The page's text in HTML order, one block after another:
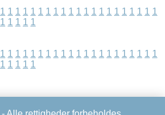
1 1 1 1 1 1 1 1 1 1 1 1 1 1 1 1 1 1 1 1 1
1 1 1 1 1
1 1 1 1 1 1 1 1 1 1 1 1 1 1 1 1 1 1 1 1 1
1 1 1 1 1